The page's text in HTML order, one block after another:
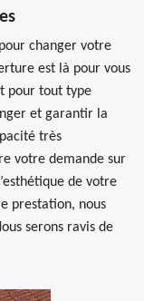
changer votre
est là pour vous
pour tout type
et garantir la
très
votre demande sur
de votre
prestation, nous
serons ravis de